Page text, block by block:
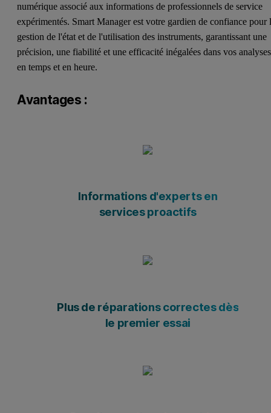
numérique associé aux informations de professionnels de service
expérimentés. Smart Manager est votre gardien de confiance pour
gestion de l'état et de l'utilisation des instruments, garantissant une
précision, une fiabilité et une efficacité inégalées dans vos
en temps et en heure.
Avantages :
Informations d'experts en
services proactifs
Plus de réparations correctes dès
le premier essai